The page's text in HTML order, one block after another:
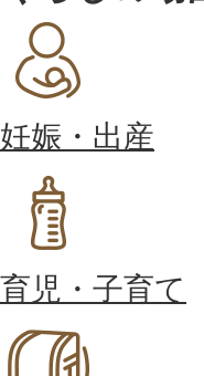
妊娠・出産
育児・子育て